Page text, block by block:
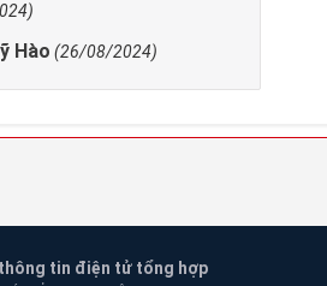
Hào (26/08/2024)
tin điện tử tổng hợp